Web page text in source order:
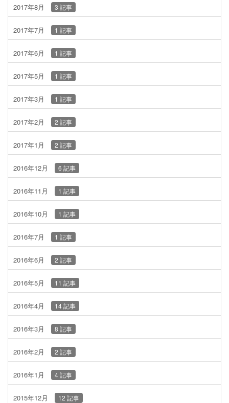
2017年8月 3 記事
2017年7月 1 記事
2017年6月 1 記事
2017年5月 1 記事
2017年3月 1 記事
2017年2月 2 記事
2017年1月 2 記事
2016年12月 6 記事
2016年11月 1 記事
2016年10月 1 記事
2016年7月 1 記事
2016年6月 2 記事
2016年5月 11 記事
2016年4月 14 記事
2016年3月 8 記事
2016年2月 2 記事
2016年1月 4 記事
2015年12月 12 記事